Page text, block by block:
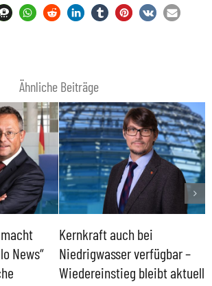
Ähnliche Beiträge
News“
Kernkraft auch bei
Niedrigwasser verfügbar –
Wiedereinstieg bleibt aktuell